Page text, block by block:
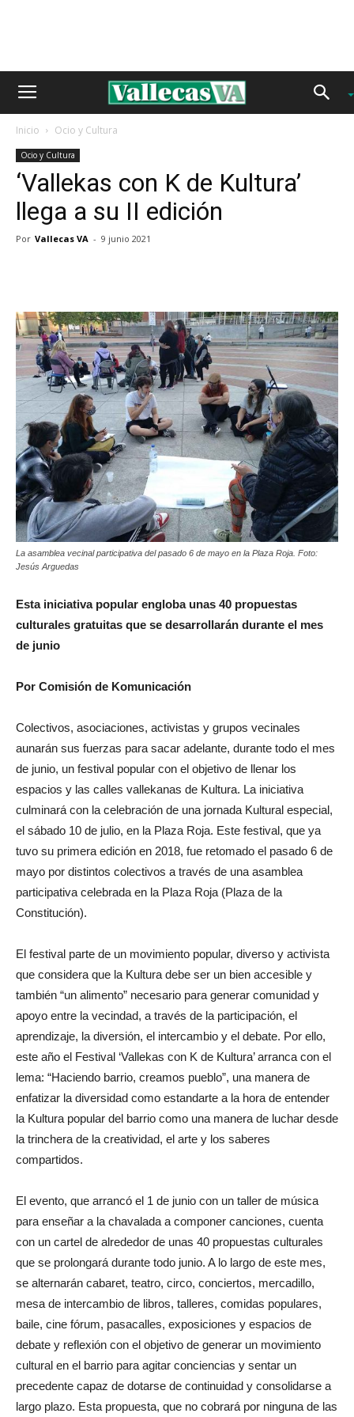
Inicio Ocio y Cultura
Ocio y Cultura
‘Vallekas con K de Kultura’
llega a su II edición
Por Vallecas VA - 9 junio 2021
La asamblea vecinal participativa del pasado 6 de mayo en la Plaza Roja. Foto:
Jesús Arguedas
Esta iniciativa popular engloba unas 40 propuestas
culturales gratuitas que se desarrollarán durante el mes
de junio
Por Comisión de Komunicación
Colectivos, asociaciones, activistas y grupos vecinales
aunarán sus fuerzas para sacar adelante, durante todo el mes
de junio, un festival popular con el objetivo de llenar los
espacios y las calles vallekanas de Kultura. La iniciativa
culminará con la celebración de una jornada Kultural especial,
el sábado 10 de julio, en la Plaza Roja. Este festival, que ya
tuvo su primera edición en 2018, fue retomado el pasado 6 de
mayo por distintos colectivos a través de una asamblea
participativa celebrada en la Plaza Roja (Plaza de la
Constitución).
El festival parte de un movimiento popular, diverso y activista
que considera que la Kultura debe ser un bien accesible y
también “un alimento” necesario para generar comunidad y
apoyo entre la vecindad, a través de la participación, el
aprendizaje, la diversión, el intercambio y el debate. Por ello,
este año el Festival ‘Vallekas con K de Kultura’ arranca con el
lema: “Haciendo barrio, creamos pueblo”, una manera de
enfatizar la diversidad como estandarte a la hora de entender
la Kultura popular del barrio como una manera de luchar desde
la trinchera de la creatividad, el arte y los saberes
compartidos.
El evento, que arrancó el 1 de junio con un taller de música
para enseñar a la chavalada a componer canciones, cuenta
con un cartel de alrededor de unas 40 propuestas culturales
que se prolongará durante todo junio. A lo largo de este mes,
se alternarán cabaret, teatro, circo, conciertos, mercadillo,
mesa de intercambio de libros, talleres, comidas populares,
baile, cine fórum, pasacalles, exposiciones y espacios de
debate y reflexión con el objetivo de generar un movimiento
cultural en el barrio para agitar conciencias y sentar un
precedente capaz de dotarse de continuidad y consolidarse a
largo plazo. Esta propuesta, que no cobrará por ninguna de las